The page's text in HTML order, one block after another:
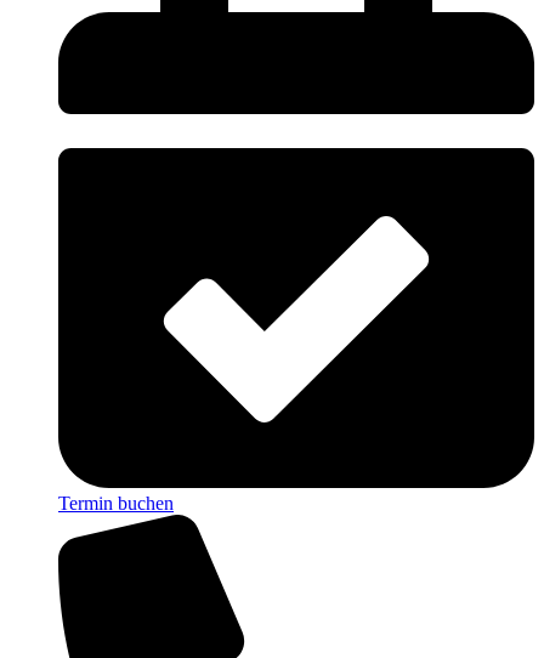
Termin buchen